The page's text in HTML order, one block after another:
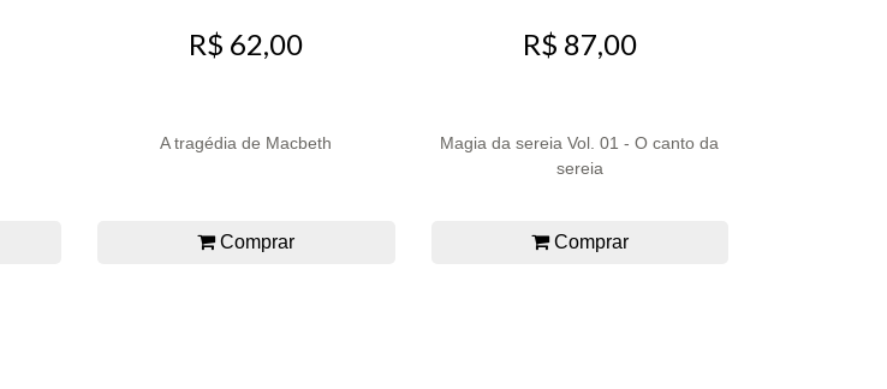
R$ 62,00
A tragédia de Macbeth
Comprar
R$ 87,00
Magia da sereia Vol. 01 - O canto da
sereia
Comprar